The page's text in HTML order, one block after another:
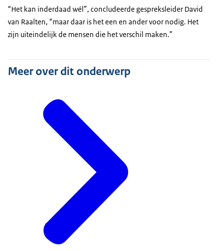
“Het kan inderdaad wél”, concludeerde gespreksleider David
van Raalten, “maar daar is het een en ander voor nodig. Het
zijn uiteindelijk de mensen die het verschil maken.”
Meer over dit onderwerp